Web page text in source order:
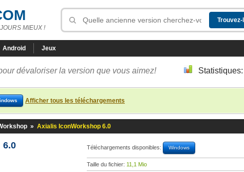
MIEUX !
Android Jeux
dévaloriser la version que vous aimez! Statistiques:
Afficher tous les téléchargements
» Axialis IconWorkshop 6.0
Téléchargements disponibles: Windows
Taille du fichier: 11,1 Mio